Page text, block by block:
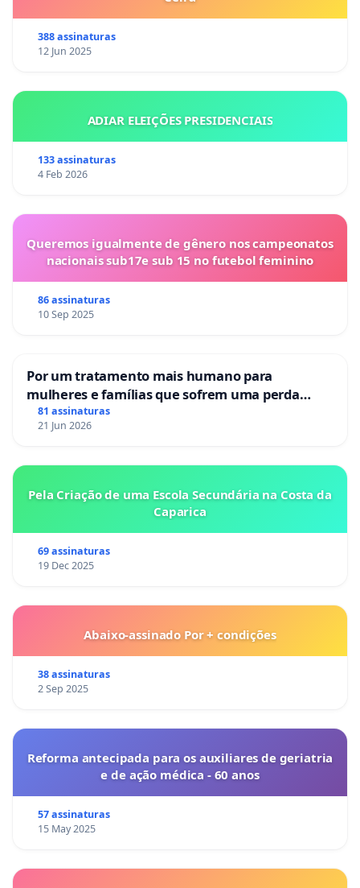
388 assinaturas
12 Jun 2025
ADIAR ELEIÇÕES PRESIDENCIAIS
133 assinaturas
4 Feb 2026
Queremos igualmente de gênero nos campeonatos
nacionais sub17e sub 15 no futebol feminino
86 assinaturas
10 Sep 2025
Por um tratamento mais humano para
mulheres e famílias que sofrem uma perda
gestacional nos hospitais portugueses
81 assinaturas
21 Jun 2026
Pela Criação de uma Escola Secundária na Costa da
Caparica
69 assinaturas
19 Dec 2025
Abaixo-assinado Por + condições
38 assinaturas
2 Sep 2025
Reforma antecipada para os auxiliares de geriatria
e de ação médica - 60 anos
57 assinaturas
15 May 2025